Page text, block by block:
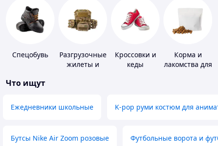
Спецобувь
Разгрузочные
жилеты и
Кроссовки и
кеды
Корма и
лакомства для
Что ищут
Ежедневники школьные K-pop руми костюм для
Бутсы Nike Air Zoom розовые Футбольные ворота и